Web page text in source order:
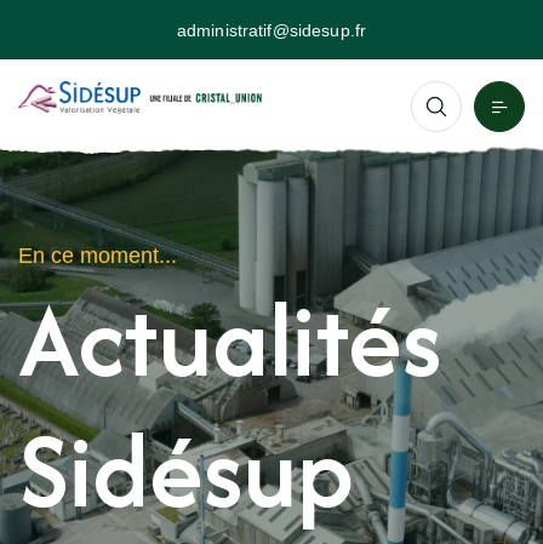
administratif@sidesup.fr
En ce moment...
Actualités
Sidésup